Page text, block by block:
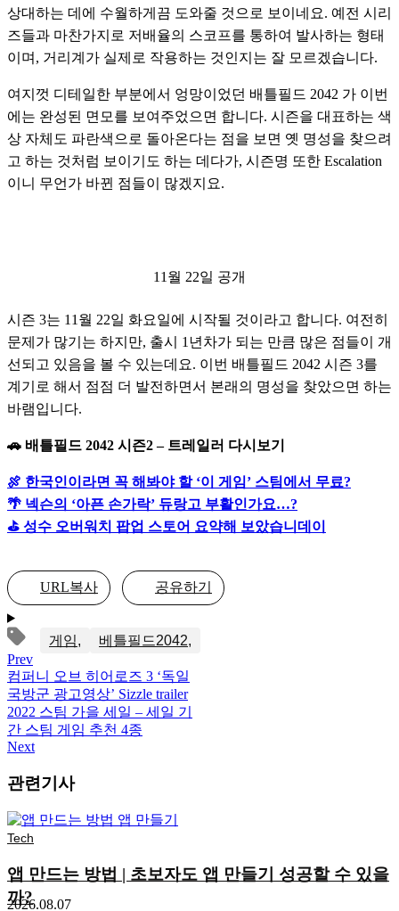
상대하는 데에 수월하게끔 도와줄 것으로 보이네요. 예전 시리
즈들과 마찬가지로 저배율의 스코프를 통하여 발사하는 형태
이며, 거리계가 실제로 작용하는 것인지는 잘 모르겠습니다.
여지껏 디테일한 부분에서 엉망이었던 배틀필드 2042 가 이번
에는 완성된 면모를 보여주었으면 합니다. 시즌을 대표하는 색
상 자체도 파란색으로 돌아온다는 점을 보면 옛 명성을 찾으려
고 하는 것처럼 보이기도 하는 데다가, 시즌명 또한 Escalation
이니 무언가 바뀐 점들이 많겠지요.
11월 22일 공개
시즌 3는 11월 22일 화요일에 시작될 것이라고 합니다. 여전히
문제가 많기는 하지만, 출시 1년차가 되는 만큼 많은 점들이 개
선되고 있음을 볼 수 있는데요. 이번 배틀필드 2042 시즌 3를
계기로 해서 점점 더 발전하면서 본래의 명성을 찾았으면 하는
바램입니다.
🚗 배틀필드 2042 시즌2 – 트레일러 다시보기
🍖 한국인이라면 꼭 해봐야 할 ‘이 게임’ 스팀에서 무료?
🌴 넥슨의 ‘아픈 손가락’ 듀랑고 부활인가요…?
⛳️ 성수 오버워치 팝업 스토어 요약해 보았습니데이
URL복사 공유하기
게임
베틀필드2042
Prev
컴퍼니 오브 히어로즈 3 ‘독일
국방군 광고영상’ Sizzle trailer
2022 스팀 가을 세일 – 세일 기
간 스팀 게임 추천 4종
Next
관련기사
Tech
앱 만드는 방법 | 초보자도 앱 만들기 성공할 수 있을
까?
2026.08.07